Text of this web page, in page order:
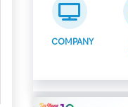
COMPANY